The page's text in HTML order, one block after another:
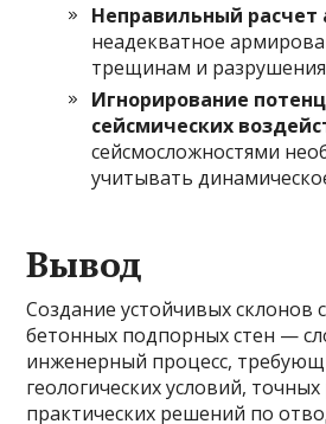
Неправильный расчет
неадекватное
трещинам и
Игнорирование
сейсмических
сейсмосложностями
учитывать
Вывод
Создание устойчивых
бетонных подпорных стен —
инженерный процесс,
геологических условий,
практических решений по